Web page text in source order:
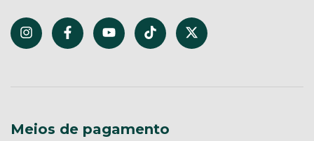
Meios de pagamento